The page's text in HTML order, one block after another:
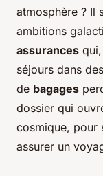
atmosphère ? Il
ambitions
assurances
séjours dans des
de bagages
dossier qui
cosmique, pour
assurer un